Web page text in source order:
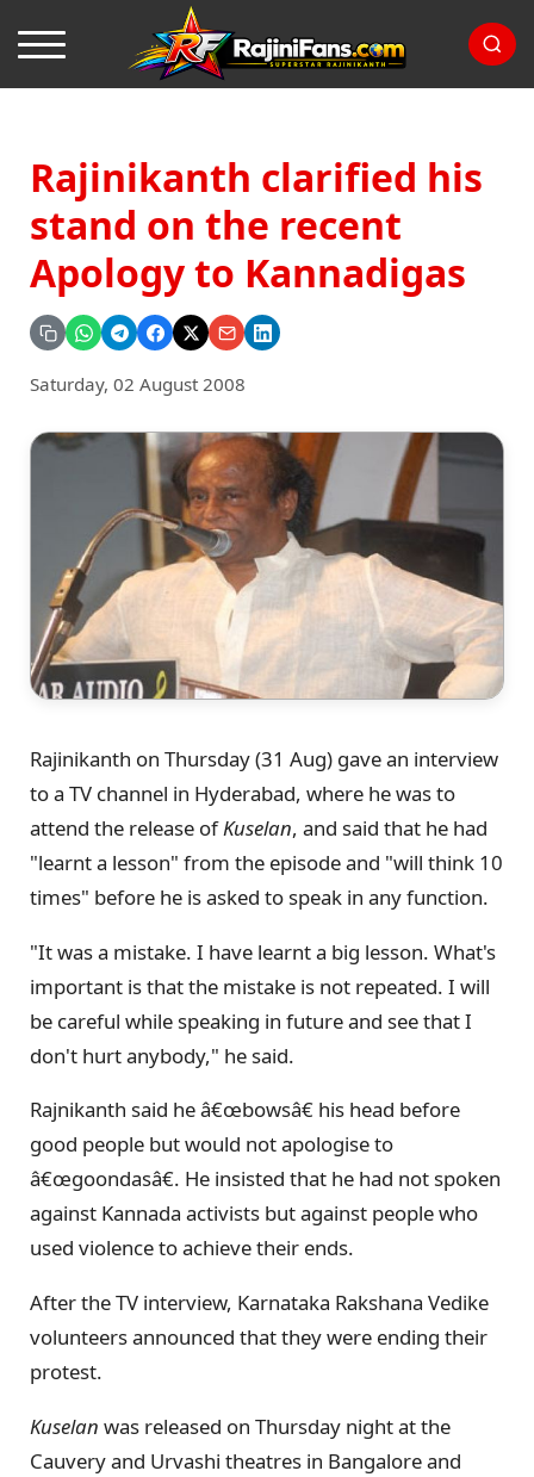
Rajinikanth clarified his
stand on the recent
Apology to Kannadigas
Saturday, 02 August 2008
Rajinikanth on Thursday (31 Aug) gave an interview
to a TV channel in Hyderabad, where he was to
attend the release ofKuselan, and said that he had
"learnt a lesson" from the episode and "will think 10
times" before he is asked to speak in any function.
"It was a mistake. I have learnt a big lesson. What's
important is that the mistake is not repeated. I will
be careful while speaking in future and see that I
don't hurt anybody," he said.
Rajnikanth said he â€œbowsâ€ his head before
good people but would not apologise to
â€œgoondasâ€. He insisted that he had not spoken
against Kannada activists but against people who
used violence to achieve their ends.
After the TV interview, Karnataka Rakshana Vedike
volunteers announced that they were ending their
protest.
Kuselan was released on Thursday night at the
Cauvery and Urvashi theatres in Bangalore and